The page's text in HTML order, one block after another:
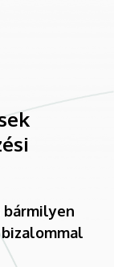
bármilyen